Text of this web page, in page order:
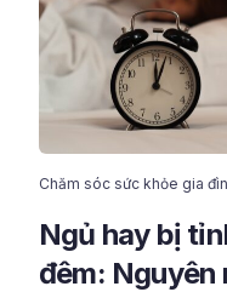
Chăm sóc sức khỏe gia
Ngủ hay bị
đêm: Nguyên